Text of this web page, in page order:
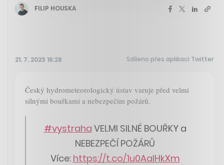
FILIP HOUSKA
21. 7. 2023 16:28 Sdíleno přes aplikaci Twitter
Český hydrometeorologický ústav varuje před velmi
silnými bouřkami a nebezpečím požárů.
#vystraha VELMI SILNÉ BOUŘKY a
NEBEZPEČÍ POŽÁRŮ
Více: https://t.co/1u0AalHkXm